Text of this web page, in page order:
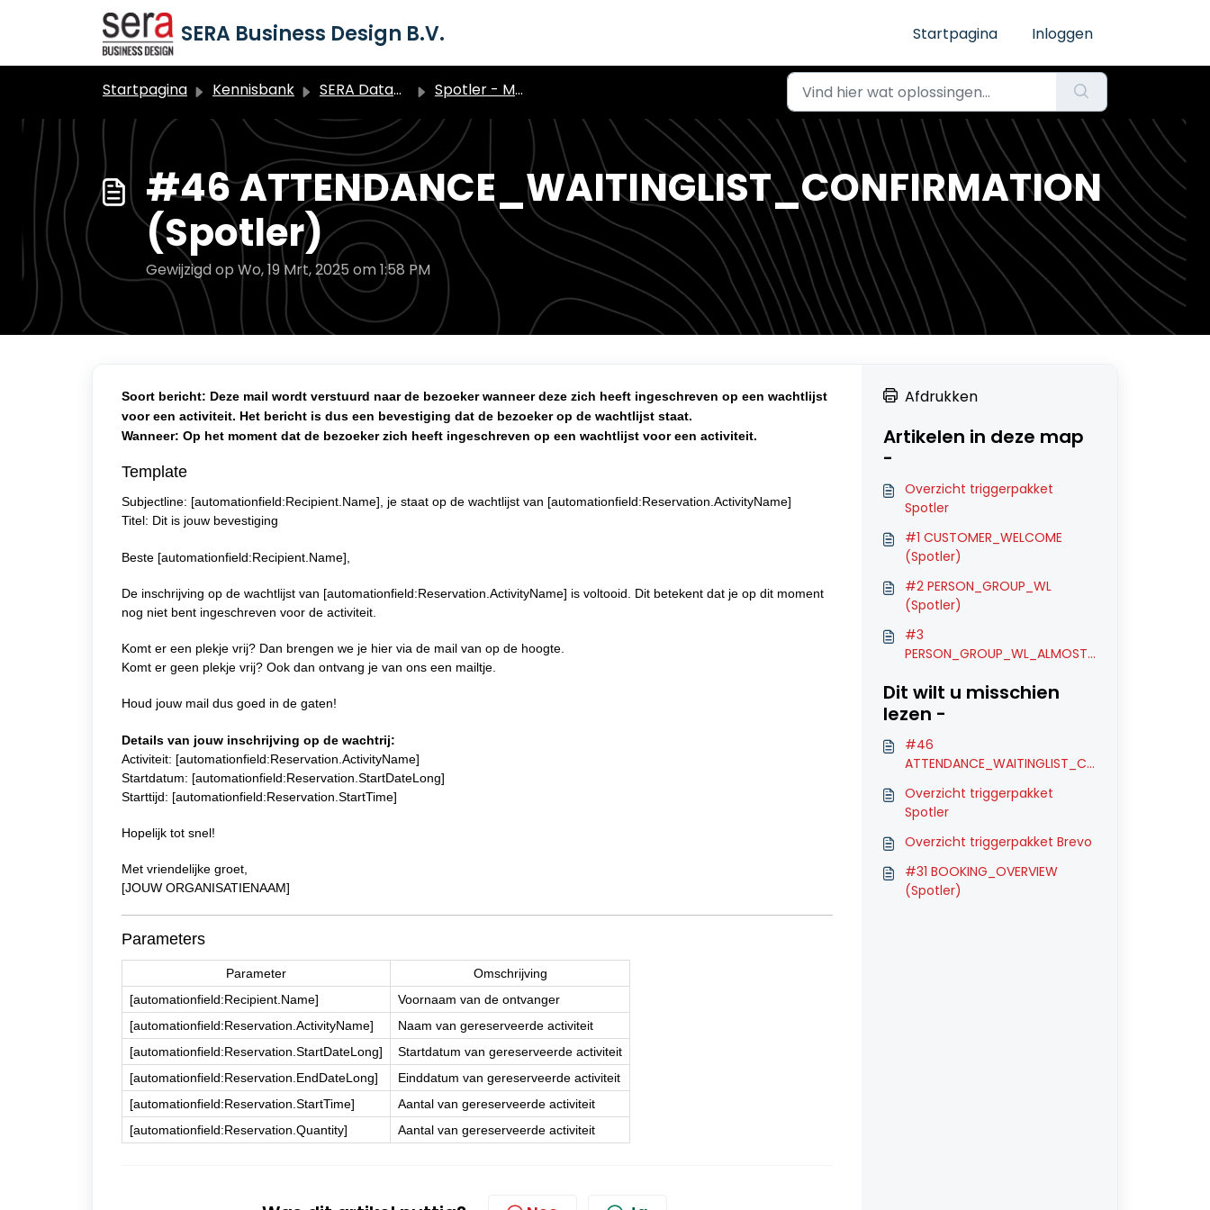
Doorgaan naar hoofdinhoud
SERA Business Design B.V. Startpagina Inloggen
Startpagina Kennisbank SERA Dataduiker Marketing Automation Spotler - Marketing Automation Pakket (triggers)
#46 ATTENDANCE_WAITINGLIST_CONFIRMATION
(Spotler)
Gewijzigd op Wo, 19 Mrt, 2025 om 1:58 PM
Soort bericht: Deze mail wordt verstuurd naar de bezoeker wanneer deze zich heeft ingeschreven op een wachtlijst
voor een activiteit. Het bericht is dus een bevestiging dat de bezoeker op de wachtlijst staat.
Wanneer: Op het moment dat de bezoeker zich heeft ingeschreven op een wachtlijst voor een activiteit.
Template
Subjectline: [automationfield:Recipient.Name], je staat op de wachtlijst van [automationfield:Reservation.ActivityName]
Titel: Dit is jouw bevestiging
Beste [automationfield:Recipient.Name],
De inschrijving op de wachtlijst van [automationfield:Reservation.ActivityName] is voltooid. Dit betekent dat je op dit moment
nog niet bent ingeschreven voor de activiteit.
Komt er een plekje vrij? Dan brengen we je hier via de mail van op de hoogte.
Komt er geen plekje vrij? Ook dan ontvang je van ons een mailtje.
Houd jouw mail dus goed in de gaten!
Details van jouw inschrijving op de wachtrij:
Activiteit: [automationfield:Reservation.ActivityName]
Startdatum: [automationfield:Reservation.StartDateLong]
Starttijd: [automationfield:Reservation.StartTime]
Hopelijk tot snel!
Met vriendelijke groet,
[JOUW ORGANISATIENAAM]
Parameters
Parameter
Omschrijving
[automationfield:Recipient.Name]
Voornaam van de ontvanger
[automationfield:Reservation.ActivityName]
Naam van gereserveerde activiteit
[automationfield:Reservation.StartDateLong]
Startdatum van gereserveerde activiteit
[automationfield:Reservation.EndDateLong]
Einddatum van gereserveerde activiteit
[automationfield:Reservation.StartTime]
Aantal van gereserveerde activiteit
[automationfield:Reservation.Quantity]
Aantal van gereserveerde activiteit
Afdrukken
Artikelen in deze map
-
Overzicht triggerpakket
Spotler
#1 CUSTOMER_WELCOME
(Spotler)
#2 PERSON_GROUP_WL
(Spotler)
#3
PERSON_GROUP_WL_ALMOST
Dit wilt u misschien
lezen -
#46
ATTENDANCE_WAITINGLIST_C
Overzicht triggerpakket
Spotler
Overzicht triggerpakket Brevo
#31 BOOKING_OVERVIEW
(Spotler)